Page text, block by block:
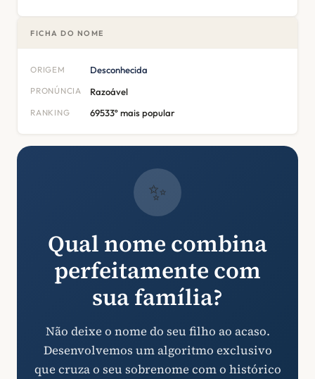
FICHA DO NOME
ORIGEM Desconhecida
PRONÚNCIA Razoável
RANKING 69533º mais popular
✨
Qual nome combina
perfeitamente com
sua família?
Não deixe o nome do seu filho ao acaso.
Desenvolvemos um algoritmo exclusivo
que cruza o seu sobrenome com o histórico